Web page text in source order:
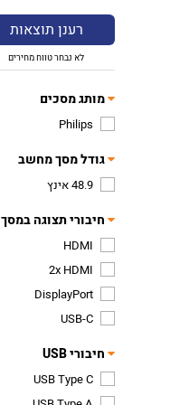
רענן תוצאות
לא נבחר טווח מחירים
מותג מסכים
Philips
גודל מסך מחשב
48.9 אינץ
חיבורי תצוגה במסך
HDMI
2x HDMI
DisplayPort
USB-C
חיבורי USB
USB Type C